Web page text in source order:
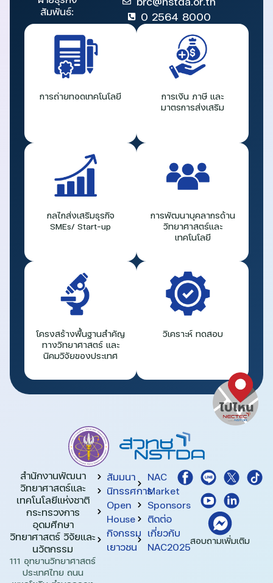
สัมพันธ์:
0 2564 8000
การถ่ายทอดเทคโนโลยี
การเงิน ภาษี และ
มาตรการส่งเสริม
กลไกส่งเสริมธุรกิจ
SMEs/ Start-up
การพัฒนาบุคลากรด้าน
วิทยาศาสตร์และ
เทคโนโลยี
โครงสร้างพื้นฐานสำคัญ
ทางวิทยาศาสตร์ และ
นิคมวิจัยของประเทศ
วิเคราะห์ ทดสอบ
สำนักงานพัฒนา
วิทยาศาสตร์และ
เทคโนโลยีแห่งชาติ​
กระทรวงการ
อุดมศึกษา
วิทยาศาสตร์ วิจัยและ
นวัตกรรม
111 อุทยานวิทยาศาสตร์
ประเทศไทย ถนน
สัมมนา
นิทรรศการ
Open
House
กิจกรรม
เยาวชน
NAC
Market
Sponsors
ติดต่อ
เกี่ยวกับ
NAC2025สอบถามเพิ่มเติม